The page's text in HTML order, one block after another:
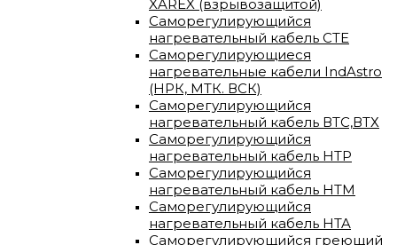
XAREX (взрывозащитой)
Саморегулирующийся
нагревательный кабель СТЕ
Саморегулирующиеся
нагревательные кабели IndAstro
(НРК, МТК. ВСК)
Саморегулирующийся
нагревательный кабель ВTС,ВТХ
Саморегулирующийся
нагревательный кабель HTP
Саморегулирующийся
нагревательный кабель HTM
Саморегулирующийся
нагревательный кабель HTA
Саморегулирующийся греющий